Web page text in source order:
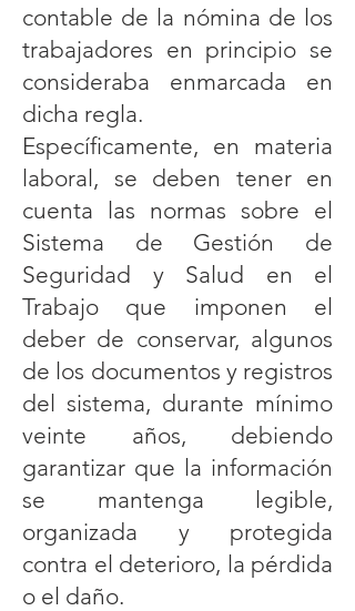
contable de la nómina de los
trabajadores en principio se
consideraba enmarcada en
dicha regla.
Específicamente, en materia
laboral, se deben tener en
cuenta las normas sobre el
Sistema de Gestión de
Seguridad y Salud en el
Trabajo que imponen el
deber de conservar, algunos
de los documentos y registros
del sistema, durante mínimo
veinte años, debiendo
garantizar que la información
se mantenga legible,
organizada y protegida
contra el deterioro, la pérdida
o el daño.